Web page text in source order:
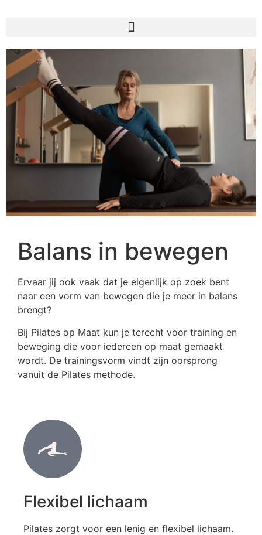
Balans in bewegen
Ervaar jij ook vaak dat je eigenlijk op zoek bent
naar een vorm van bewegen die je meer in balans
brengt?
Bij Pilates op Maat kun je terecht voor training en
beweging die voor iedereen op maat gemaakt
wordt. De trainingsvorm vindt zijn oorsprong
vanuit de Pilates methode.
Flexibel lichaam
Pilates zorgt voor een lenig en flexibel lichaam.